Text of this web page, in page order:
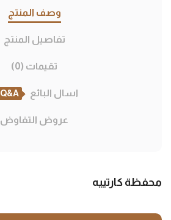
وصف المنتج
تفاصيل المنتج
تقيمات (0)
اسال البائع Q&A
عروض التفاوض
محفظة كارتييه